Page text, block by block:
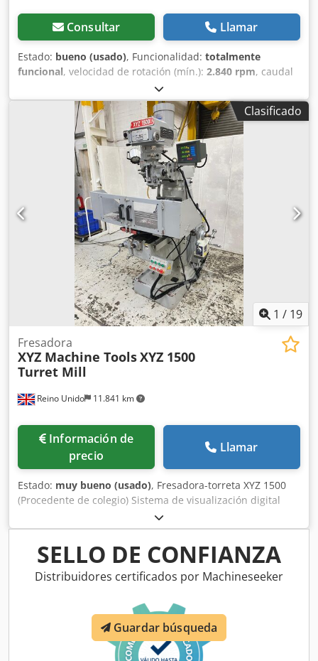
Consultar Llamar
Estado: bueno (usado), Funcionalidad: totalmente
funcional, velocidad de rotación (mín.): 2.840 rpm, caudal
, prensado:
kW (24,47 CV), Ventilador centrífugo de alta presión,
ventilador de extracción de polvo, ventilador de presión,
ventilador de vacío, ventilador centrífugo, ventilador de
alta presión Spellna VRU 15-125-30H3 Codpfxeticdlo Apbsrf
Estado: Usado Rodete: acero curvado hacia delante,
accionamiento directo. 700 mm Motor de accionamiento:
18 kW p1:1,2kg/m3 Presión: 7500-9000 Pa Velocidad: 2950
rpm Transporte de aire: 3240 m3/h Volumen de salida: 0,9
m³/s Punto de presión: 100 mbar Entrada de conexión: Ø
300 mm Salida de conexión: Ø 200 mm Dimensiones
1400x1400x960mm Masa 350
Clasificado
1 / 19
Reino Unido 11.841 km
Fresadora
XYZ Machine ToolsXYZ 1500
Turret Mill
Información de
precio
Llamar
Estado: muy bueno (usado), Fresadora-torreta XYZ 1500
(Procedente de colegio) Sistema de visualización digital
(DRO) Newhall de 2 ejes Cono del husillo: R8 Velocidades
del husillo: 500 – 3500 rpm Dimensiones de la mesa: 1069
x 228 mm Recorrido X – 610 mm Recorrido Y – 305 mm
Desplazamiento vertical (Knee Travel): Codpfx Apey N Ak
Rjbjrf Z – 362 mm Eléctrica: 415V Año: 2014 Número de
SELLO DE CONFIANZA
Distribuidores certificados por Machineseeker
Guardar búsqueda